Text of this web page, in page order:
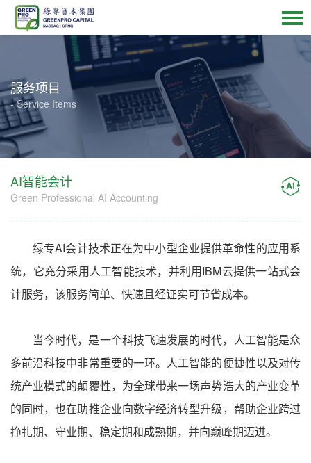
服务项目
- Service Items
AI智能会计
Green Professional AI Accounting
绿专AI会计技术正在为中小型企业提供革命性的应用系
统，它充分采用人工智能技术，并利用IBM云提供一站式会
计服务，该服务简单、快速且经证实可节省成本。
当今时代，是一个科技飞速发展的时代，人工智能是众
多前沿科技中非常重要的一环。人工智能的便捷性以及对传
统产业模式的颠覆性，为全球带来一场声势浩大的产业变革
的同时，也在助推企业向数字经济转型升级，帮助企业跨过
挣扎期、守业期、稳定期和成熟期，并向巅峰期迈进。